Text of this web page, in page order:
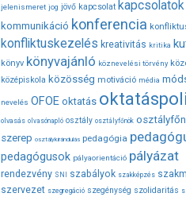
jelenismeret jog jövő kapcsolat kapcsolatok
kommunikáció konferencia
konfliktuskezelés kreativitás kritika
könyv könyvajánló köznevelési törvény
középiskola közösség motiváció média
nevelés OFOE oktatás
olvasás olvasónapló osztály osztályfőnök
szerep osztálykirándulás pedagógia
pedagógusok pályaorientáció pályázat
rendezvény SNI szabályok szakképzés
szervezet szegregáció szegénység szolidaritás